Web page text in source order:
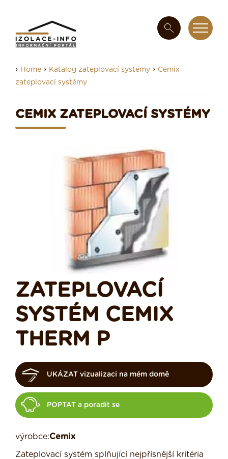
› Home › Katalog zateplovací systémy › Cemix
zateplovací systémy
CEMIX ZATEPLOVACÍ SYSTÉMY
ZATEPLOVACÍ
SYSTÉM CEMIX
THERM P
UKÁZAT vizualizaci na mém domě
POPTAT a poradit se
výrobce:Cemix
Zateplovací systém splňující nejpřísnější kritéria